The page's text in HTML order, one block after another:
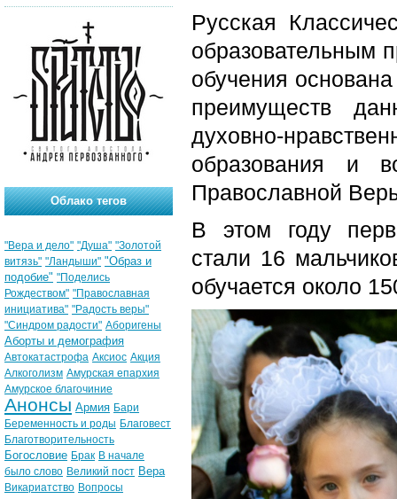
Русская
образовательным
обучения
преимуществ
духовно-
образования и
Православной
В этом году
стали 16
обучается около
Облако тегов
"Вера и дело" "Душа" "Золотой
витязь" "Ландыши" "Образ и
подобие" "Поделись
Рождеством" "Православная
инициатива" "Радость веры"
"Синдром радости" Аборигены
Аборты и демография
Автокатастрофа Аксиос Акция
Алкоголизм Амурская епархия
Амурское благочиние
Анонсы Армия Бари
Беременность и роды Благовест
Благотворительность
Богословие Брак В начале
было слово Великий пост Вера
Викариатство Вопросы